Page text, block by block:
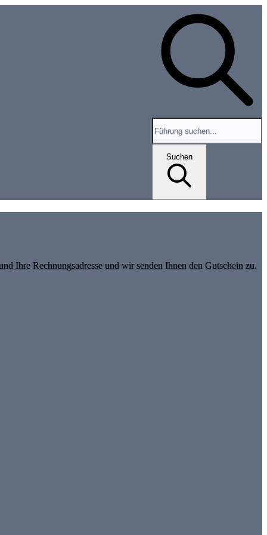
Suchen
Ihre Rechnungsadresse und wir senden Ihnen den Gutschein zu.